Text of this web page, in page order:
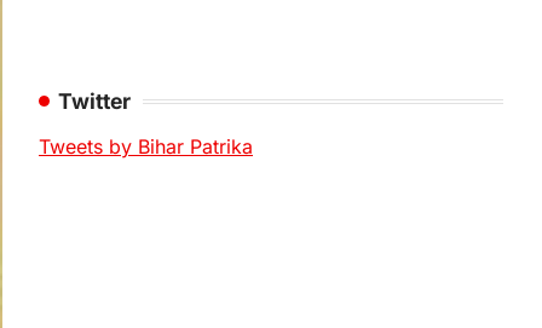
Twitter
Tweets by Bihar Patrika